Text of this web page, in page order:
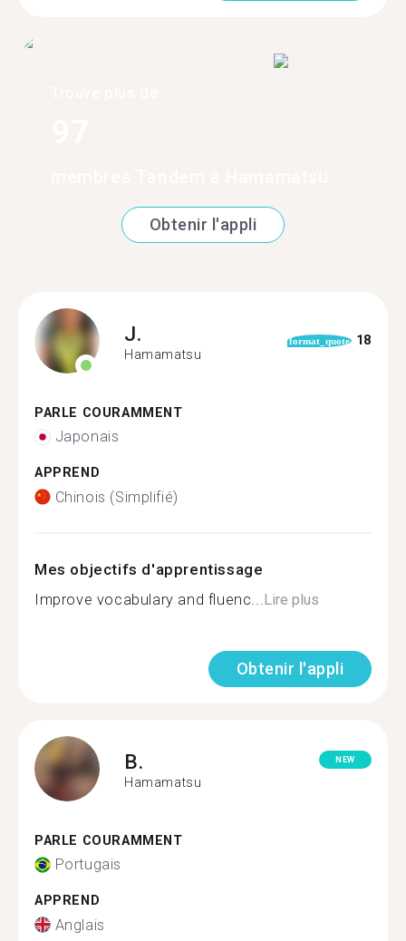
Obtenir l'appli
J.
Hamamatsu
format_quote 18
PARLE COURAMMENT
Japonais
APPREND
Chinois (Simplifié)
Mes objectifs d'apprentissage
Improve vocabulary and fluenc... Lire plus
Obtenir l'appli
B.
Hamamatsu
NEW
PARLE COURAMMENT
Portugais
APPREND
Anglais